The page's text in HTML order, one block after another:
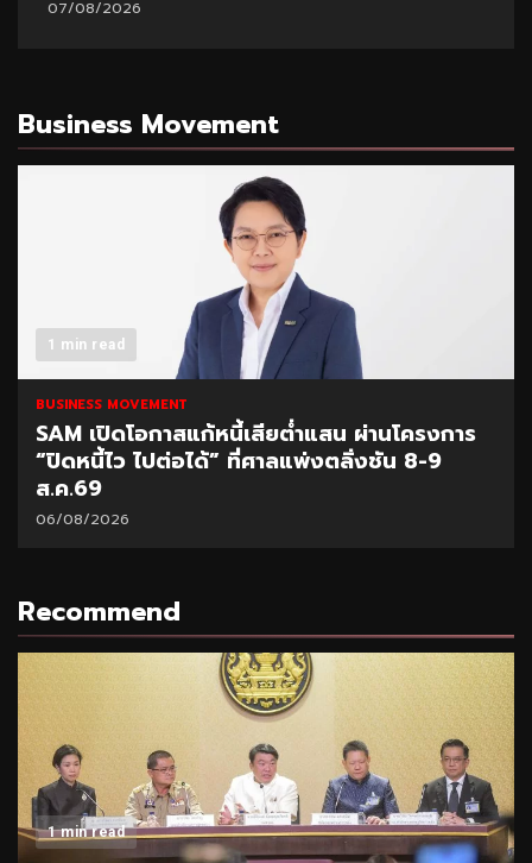
07/08/2026
Business Movement
1 min read
BUSINESS MOVEMENT
SAM เปิดโอกาสแก้หนี้เสียต่ำแสน ผ่านโครงการ
“ปิดหนี้ไว ไปต่อได้” ที่ศาลแพ่งตลิ่งชัน 8-9
ส.ค.69
06/08/2026
Recommend
1 min read